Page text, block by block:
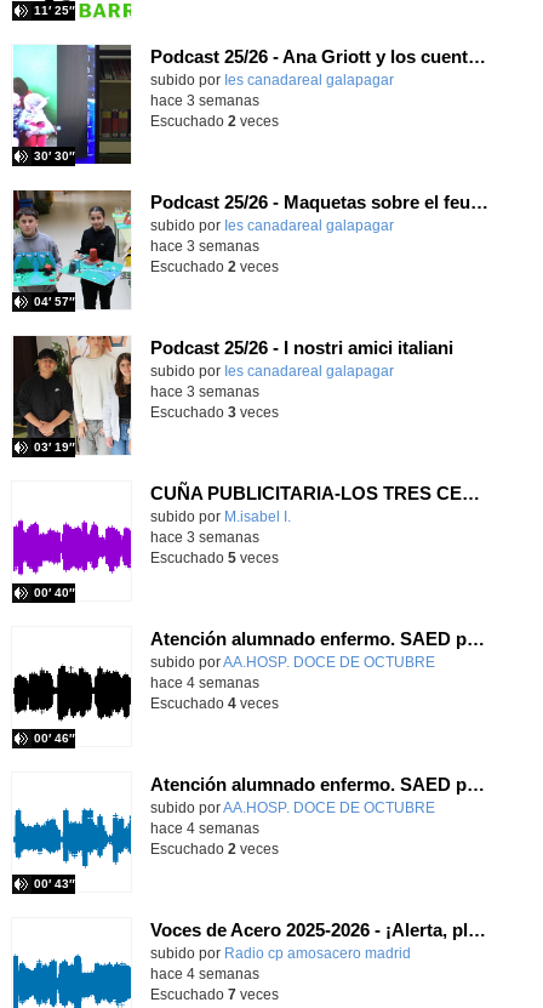
11′ 25″
Podcast 25/26 - Ana Griott y los cuentos de las voces olvidadas
subido por Ies canadareal galapagar
30′ 30″
-
hace 3 semanas
Escuchado 2 veces
Podcast 25/26 - Maquetas sobre el feudalismo
subido por Ies canadareal galapagar
04′ 57″
-
hace 3 semanas
Escuchado 2 veces
Podcast 25/26 - I nostri amici italiani
subido por Ies canadareal galapagar
03′ 19″
-
hace 3 semanas
Escuchado 3veces
CUÑA PUBLICITARIA-LOS TRES CERDITOS
Contenido educativo.
subido por M.isabel I.
00′ 40″
hace 3 semanas
Escuchado 5veces
Atención alumnado enfermo. SAED primaria. José Nesh-Nash García
Contenido educativo.
subido porAA.HOSP. DOCE DE OCTUBRE
00′ 46″
-
hace 4 semanas
Escuchado 4veces
Atención alumnado enfermo. SAED primaria. Ana Gómez Fernández
Contenido educativo.
subido porAA.HOSP. DOCE DE OCTUBRE
00′ 43″
-
hace 4 semanas
Escuchado 2 veces
Voces de Acero 2025-2026 - ¡Alerta, planeta!
Contenido educativo.
subido por Radio cp amosacero madrid
hace 4 semanas
Escuchado 7veces